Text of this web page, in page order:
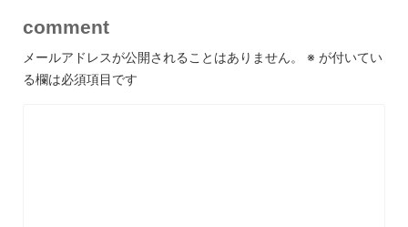
comment
メールアドレスが公開されることはありません。 ※ が付いてい
る欄は必須項目です